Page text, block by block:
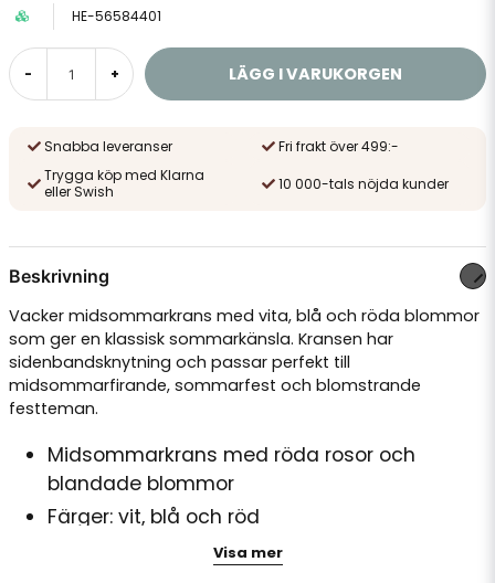
HE-56584401
- + LÄGG I VARUKORGEN
Snabba leveranser
Fri frakt över 499:-
Trygga köp med Klarna
eller Swish
10 000-tals nöjda kunder
Beskrivning
Vacker midsommarkrans med vita, blå och röda blommor
som ger en klassisk sommarkänsla. Kransen har
sidenbandsknytning och passar perfekt till
midsommarfirande, sommarfest och blomstrande
festteman.
Midsommarkrans med röda rosor och
blandade blommor
Färger: vit, blå och röd
Med sidenbandsknytning för justerbar
Visa mer